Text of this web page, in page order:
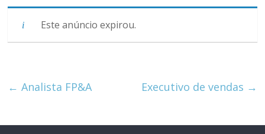
Este anúncio expirou.
← Analista FP&A Executivo de vendas →